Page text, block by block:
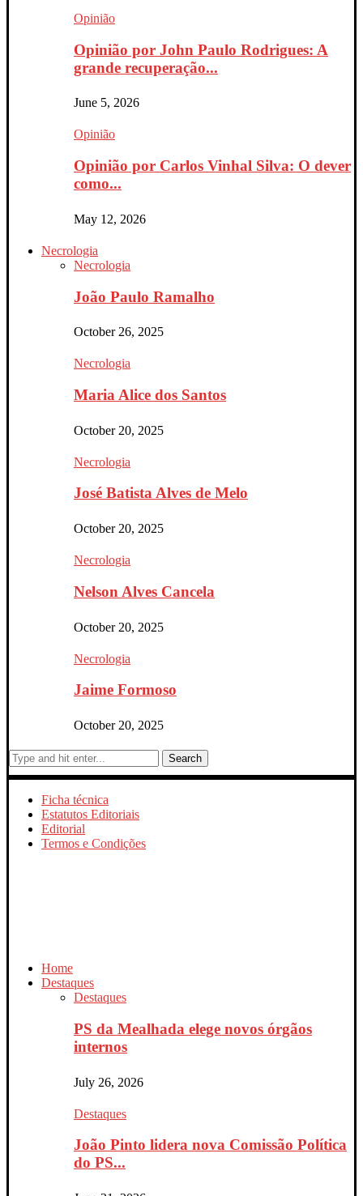
Opinião
Opinião por John Paulo Rodrigues: A
grande recuperação...
June 5, 2026
Opinião
Opinião por Carlos Vinhal Silva: O dever
como...
May 12, 2026
Necrologia
Necrologia
João Paulo Ramalho
October 26, 2025
Necrologia
Maria Alice dos Santos
October 20, 2025
Necrologia
José Batista Alves de Melo
October 20, 2025
Necrologia
Nelson Alves Cancela
October 20, 2025
Necrologia
Jaime Formoso
October 20, 2025
Search
Ficha técnica
Estatutos Editoriais
Editorial
Termos e Condições
Home
Destaques
Destaques
PS da Mealhada elege novos órgãos
internos
July 26, 2026
Destaques
João Pinto lidera nova Comissão Política
do PS...